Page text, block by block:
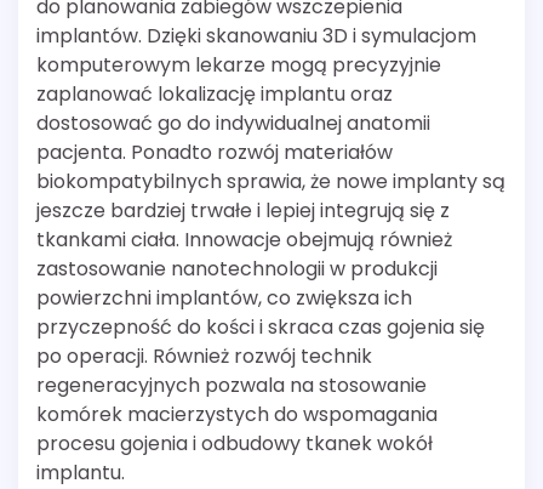
do planowania zabiegów wszczepienia
implantów. Dzięki skanowaniu 3D i symulacjom
komputerowym lekarze mogą precyzyjnie
zaplanować lokalizację implantu oraz
dostosować go do indywidualnej anatomii
pacjenta. Ponadto rozwój materiałów
biokompatybilnych sprawia, że nowe implanty są
jeszcze bardziej trwałe i lepiej integrują się z
tkankami ciała. Innowacje obejmują również
zastosowanie nanotechnologii w produkcji
powierzchni implantów, co zwiększa ich
przyczepność do kości i skraca czas gojenia się
po operacji. Również rozwój technik
regeneracyjnych pozwala na stosowanie
komórek macierzystych do wspomagania
procesu gojenia i odbudowy tkanek wokół
implantu.